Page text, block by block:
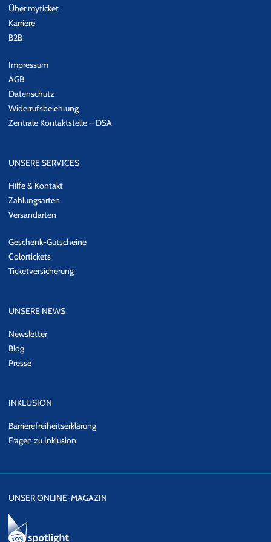
Carl Fornia und Katha Mia.
Wer sofort wissen möchte, wenn MONO INC. auf Tour gehen,
Über myticket
Karriere
B2B
Impressum
AGB
Datenschutz
Widerrufsbelehrung
Zentrale Kontaktstelle – DSA
UNSERE SERVICES
Hilfe & Kontakt
Zahlungsarten
Versandarten
Geschenk-Gutscheine
Colortickets
Ticketversicherung
UNSERE NEWS
Newsletter
Blog
Presse
INKLUSION
Barrierefreiheitserklärung
Fragen zu Inklusion
UNSER ONLINE-MAGAZIN